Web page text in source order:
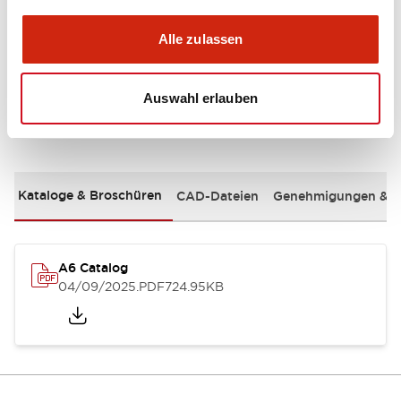
Alle zulassen
Auswahl erlauben
Dokumente und Dateien
Kataloge & Broschüren CAD-Dateien Genehmigungen &
A6 Catalog
04/09/2025.PDF724.95KB